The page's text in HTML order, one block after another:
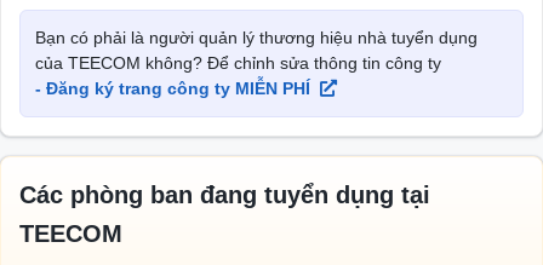
trực tuyến trên các sàn Thương mại điện tử tại thị trường
Mỹ và Châu Âu như Amazon, Etsy, Woocommerce,
Google Shopping, Tiktok Shop, vv…
Năm 2022, Teecom vinh dự được nhận danh hiệu “The
Amazon Global Selling Việt Nam. Chúng tôi tự hào là một
đội ngũ trẻ, năng động và không ngừng học hỏi để thích
Bạn có phải là người quản lý thương hiệu nhà tuyển dụng
của TEECOM không? Để chỉnh sửa thông tin công ty
- Đăng ký trang công ty MIỄN PHÍ
Các phòng ban đang tuyển dụng tại
TEECOM